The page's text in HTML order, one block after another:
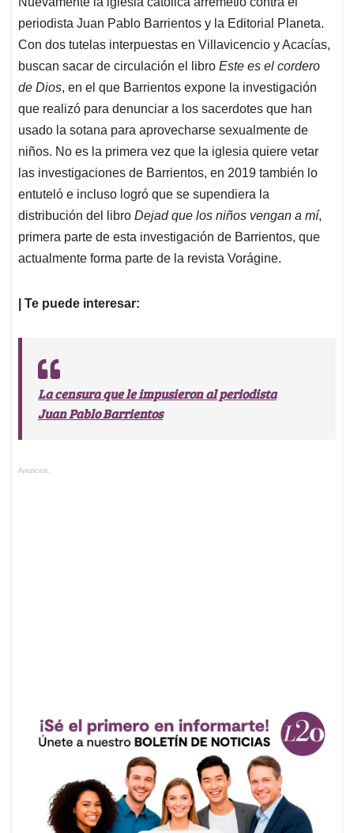
s
A
p
p
b
o
o
k
e
d
I
n
l
a
d
s
periodista Juan Pablo Barrientos y la Editorial Planeta.
Con dos tutelas interpuestas en Villavicencio y Acacías,
buscan sacar de circulación el libro Este es el cordero
de Dios, en el que Barrientos expone la investigación
que realizó para denunciar a los sacerdotes que han
usado la sotana para aprovecharse sexualmente de
niños. No es la primera vez que la iglesia quiere vetar
las investigaciones de Barrientos, en 2019 también lo
entuteló e incluso logró que se supendiera la
distribución del libro Dejad que los niños vengan a mí,
primera parte de esta investigación de Barrientos, que
actualmente forma parte de la revista Vorágine.
| Te puede interesar:
La censura que le impusieron al periodista
Juan Pablo Barrientos
Anuncios.